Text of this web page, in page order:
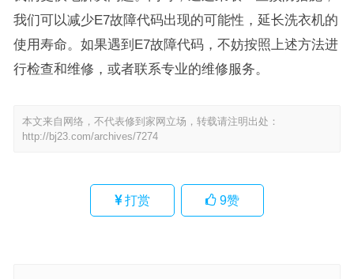
我们可以减少E7故障代码出现的可能性，延长洗衣机的
使用寿命。如果遇到E7故障代码，不妨按照上述方法进
行检查和维修，或者联系专业的维修服务。
本文来自网络，不代表修到家网立场，转载请注明出处：
http://bj23.com/archives/7274
打赏 9赞